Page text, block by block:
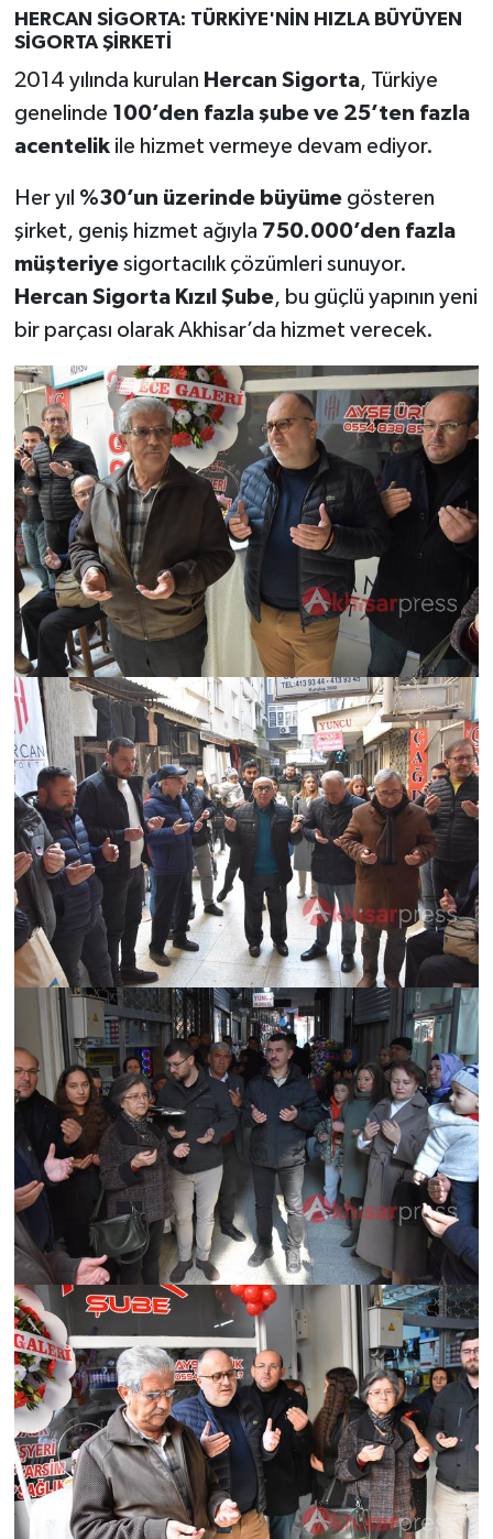
HERCAN SİGORTA: TÜRKİYE'NİN HIZLA BÜYÜYEN
SİGORTA ŞİRKETİ
2014 yılında kurulan Hercan Sigorta, Türkiye
genelinde 100’den fazla şube ve 25’ten fazla
acentelikile hizmet vermeye devam ediyor.
Her yıl %30’un üzerinde büyümegösteren
şirket, geniş hizmet ağıyla 750.000’den fazla
müşteriyesigortacılık çözümleri sunuyor.
Hercan Sigorta Kızıl Şube, bu güçlü yapının yeni
bir parçası olarak Akhisar’da hizmet verecek.